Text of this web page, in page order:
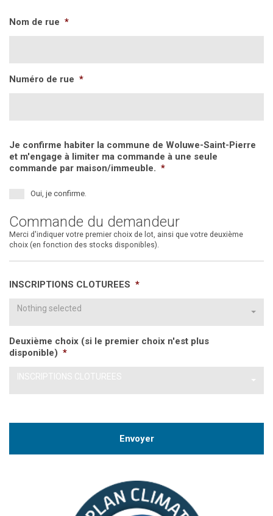
Nom de rue *
Numéro de rue *
Je confirme habiter la commune de Woluwe-Saint-Pierre
et m'engage à limiter ma commande à une seule
commande par maison/immeuble. *
Oui, je confirme.
Commande du demandeur
Merci d'indiquer votre premier choix de lot, ainsi que votre deuxième
choix (en fonction des stocks disponibles).
INSCRIPTIONS CLOTUREES *
Nothing selected
Deuxième choix (si le premier choix n'est plus
disponible) *
INSCRIPTIONS CLOTUREES